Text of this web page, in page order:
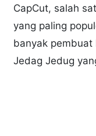
CapCut, salah
yang paling
banyak
Jedag Jedug